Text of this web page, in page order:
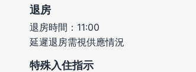
退房
退房時間：11:00
延遲退房需視供應情況
特殊入住指示